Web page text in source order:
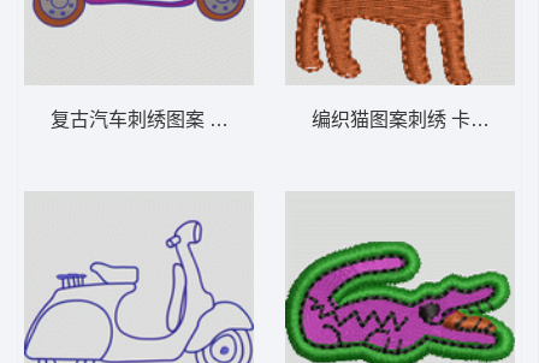
复古汽车刺绣图案 卡通童装章标贴布 编织猫图案刺绣 卡